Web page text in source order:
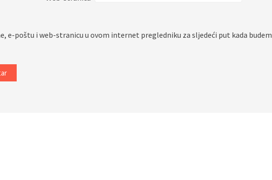
e-poštu i web-stranicu u ovom internet pregledniku za sljedeći put kada budem